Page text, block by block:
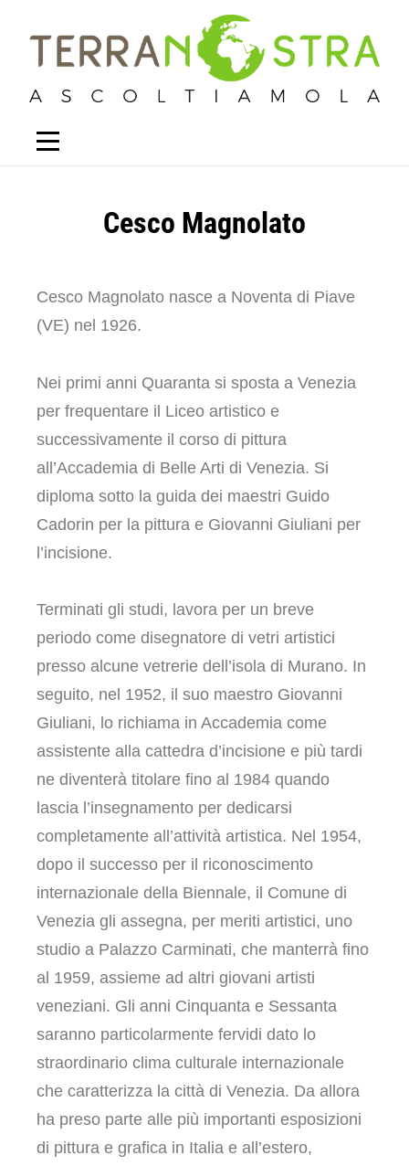
Cesco Magnolato
Cesco Magnolato nasce a Noventa di Piave
(VE) nel 1926.
Nei primi anni Quaranta si sposta a Venezia
per frequentare il Liceo artistico e
successivamente il corso di pittura
all’Accademia di Belle Arti di Venezia. Si
diploma sotto la guida dei maestri Guido
Cadorin per la pittura e Giovanni Giuliani per
l’incisione.
Terminati gli studi, lavora per un breve
periodo come disegnatore di vetri artistici
presso alcune vetrerie dell’isola di Murano. In
seguito, nel 1952, il suo maestro Giovanni
Giuliani, lo richiama in Accademia come
assistente alla cattedra d’incisione e più tardi
ne diventerà titolare fino al 1984 quando
lascia l’insegnamento per dedicarsi
completamente all’attività artistica. Nel 1954,
dopo il successo per il riconoscimento
internazionale della Biennale, il Comune di
Venezia gli assegna, per meriti artistici, uno
studio a Palazzo Carminati, che manterrà fino
al 1959, assieme ad altri giovani artisti
veneziani. Gli anni Cinquanta e Sessanta
saranno particolarmente fervidi dato lo
straordinario clima culturale internazionale
che caratterizza la città di Venezia. Da allora
ha preso parte alle più importanti esposizioni
di pittura e grafica in Italia e all’estero,